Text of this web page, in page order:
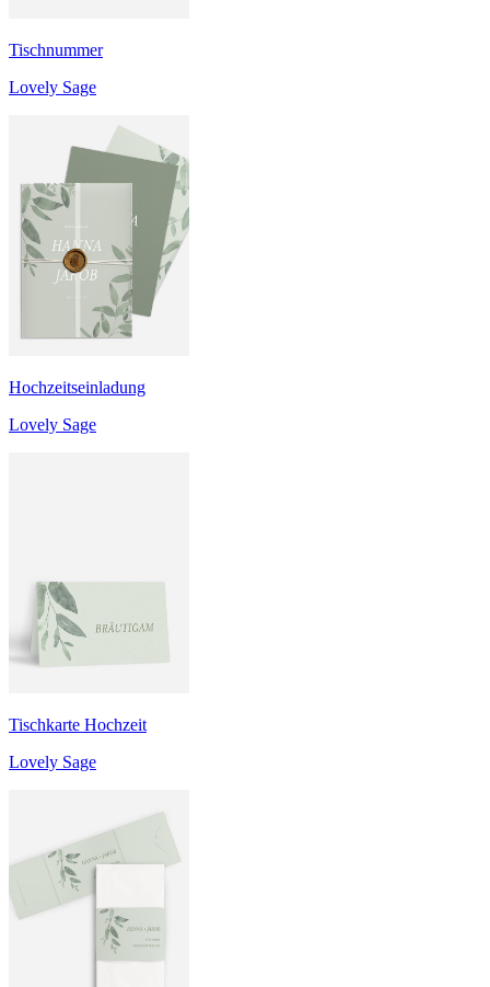
Tischnummer
Lovely Sage
Hochzeitseinladung
Lovely Sage
Tischkarte Hochzeit
Lovely Sage